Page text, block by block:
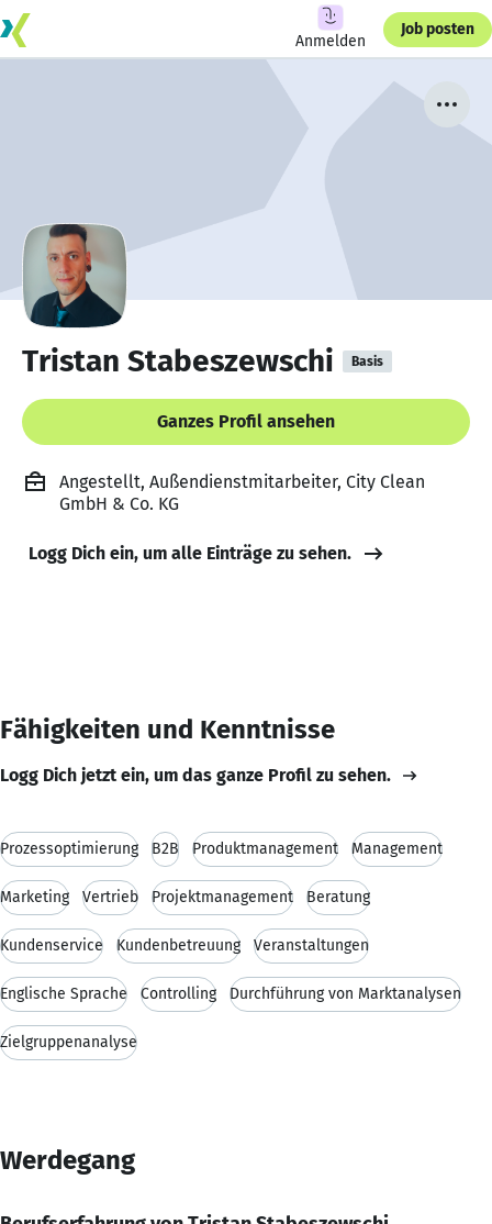
Anmelden
Job posten
Tristan Stabeszewschi Basis
Ganzes Profil ansehen
Angestellt, Außendienstmitarbeiter, City Clean
GmbH & Co. KG
Logg Dich ein, um alle Einträge zu sehen.
Fähigkeiten und Kenntnisse
Logg Dich jetzt ein, um das ganze Profil zu sehen.
Prozessoptimierung B2B Produktmanagement Management
Marketing Vertrieb Projektmanagement Beratung
Kundenservice Kundenbetreuung Veranstaltungen
Englische Sprache Controlling Durchführung von Marktanalysen
Zielgruppenanalyse
Werdegang